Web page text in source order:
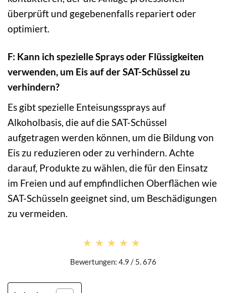
überprüft und gegebenenfalls repariert oder
optimiert.
F: Kann ich spezielle Sprays oder Flüssigkeiten
verwenden, um Eis auf der SAT-Schüssel zu
verhindern?
Es gibt spezielle Enteisungssprays auf
Alkoholbasis, die auf die SAT-Schüssel
aufgetragen werden können, um die Bildung von
Eis zu reduzieren oder zu verhindern. Achte
darauf, Produkte zu wählen, die für den Einsatz
im Freien und auf empfindlichen Oberflächen wie
SAT-Schüsseln geeignet sind, um Beschädigungen
zu vermeiden.
★★★★★
★★★★★
Bewertungen: 4.9 / 5. 676